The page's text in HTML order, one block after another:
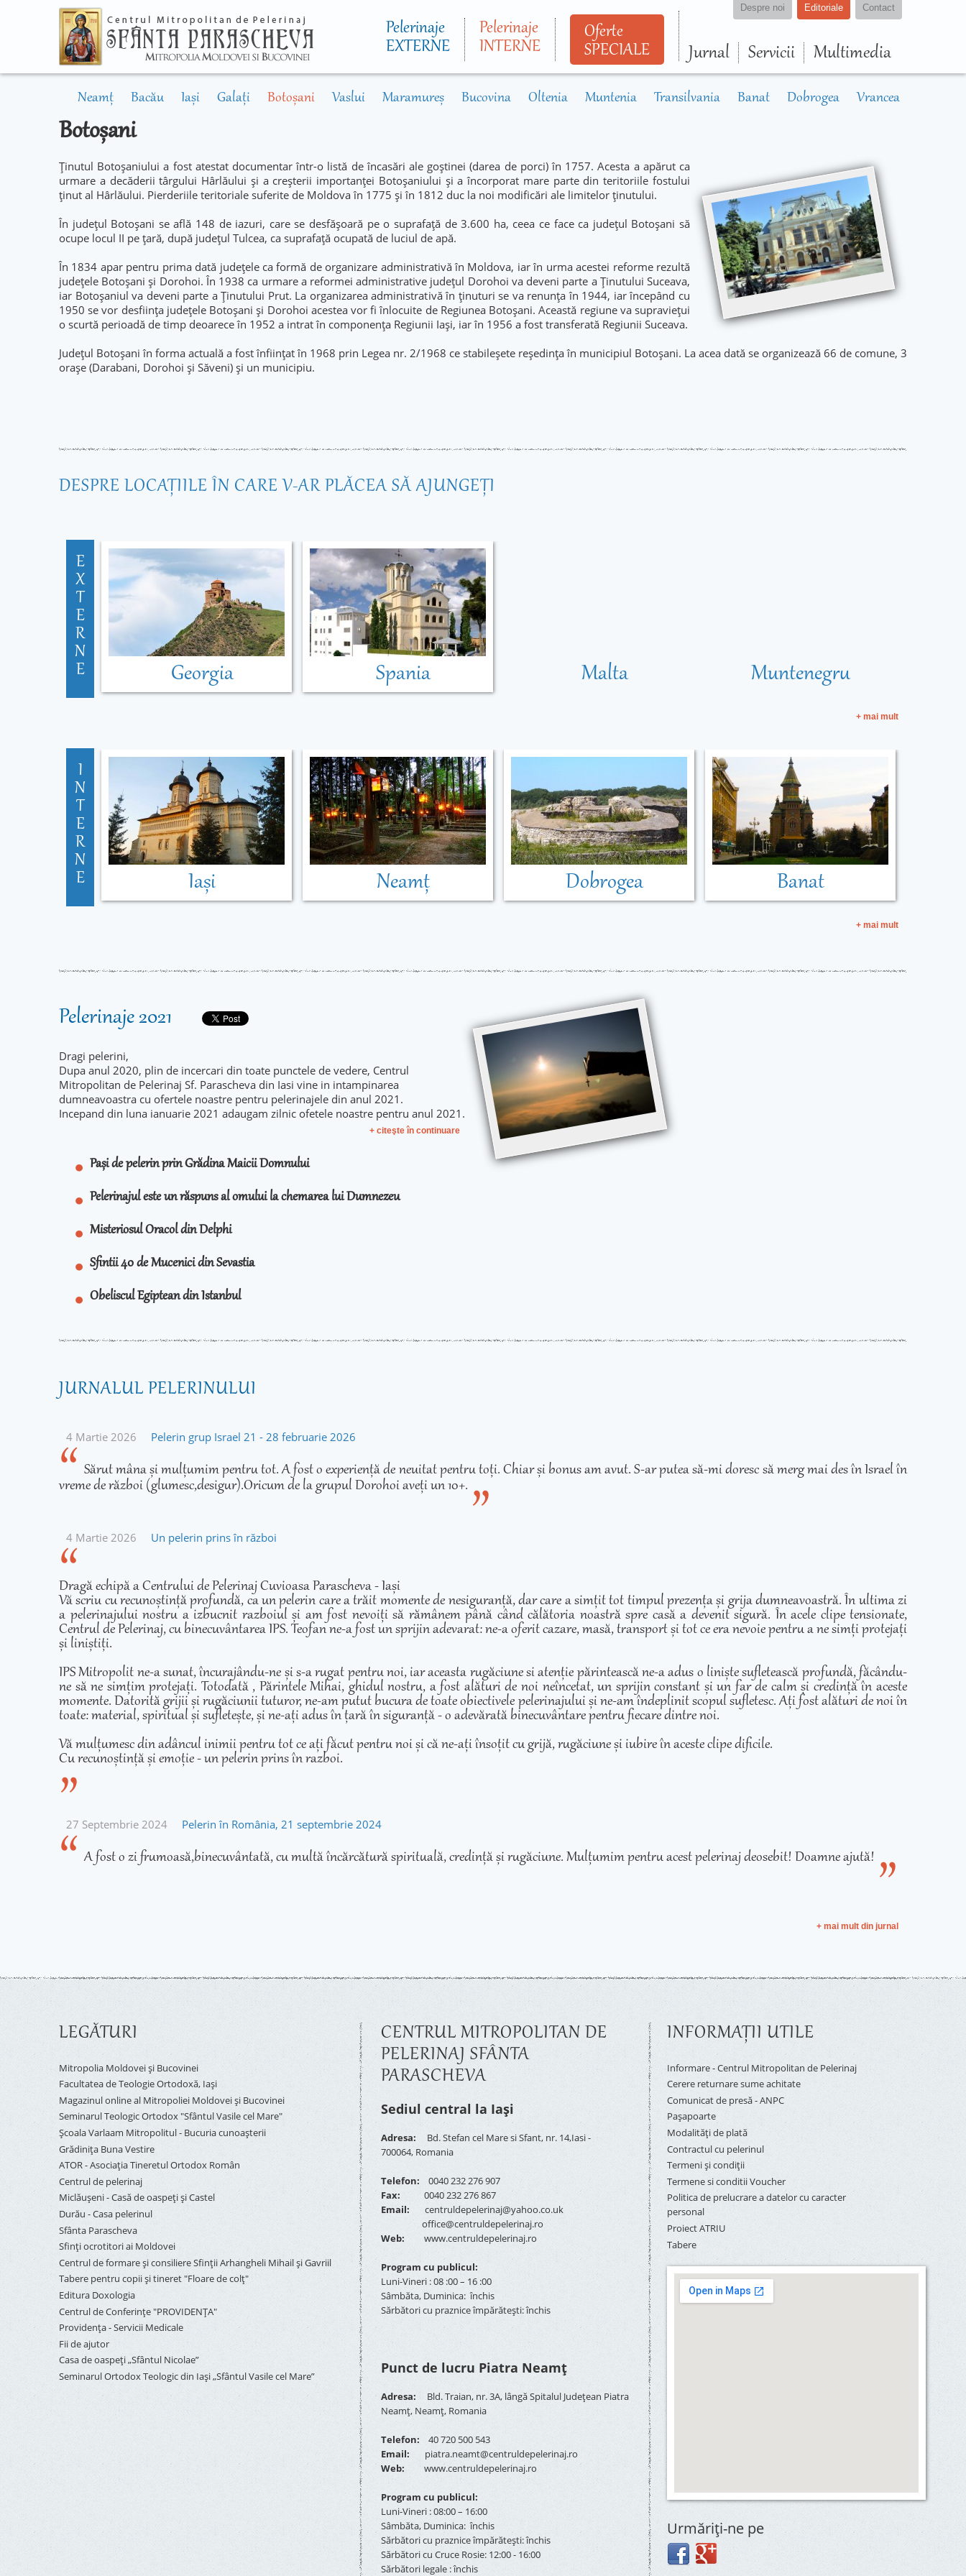
conţinutul
principal
Pelerinaje
EXTERNE
Pelerinaje
INTERNE
Oferte
SPECIALE
Despre noi Editoriale Contact
Jurnal Servicii Multimedia
Neamț Bacău Iași Galați Botoșani Vaslui Maramureș Bucovina Oltenia Muntenia Transilvania Banat Dobrogea Vrancea
Botoșani
Ținutul Botoșaniului a fost atestat documentar într-o listă de încasări ale goștinei (darea de porci) în 1757. Acesta a apărut ca
urmare a decăderii târgului Hârlăului și a creșterii importanței Botoșaniului și a încorporat mare parte din teritoriile fostului
ținut al Hârlăului. Pierderiile teritoriale suferite de Moldova în 1775 și în 1812 duc la noi modificări ale limitelor ținutului.
În județul Botoșani se află 148 de iazuri, care se desfășoară pe o suprafață de 3.600 ha, ceea ce face ca județul Botoșani să
ocupe locul II pe țară, după județul Tulcea, ca suprafață ocupată de luciul de apă.
În 1834 apar pentru prima dată județele ca formă de organizare administrativă în Moldova, iar în urma acestei reforme rezultă
județele Botoșani și Dorohoi. În 1938 ca urmare a reformei administrative județul Dorohoi va deveni parte a Ținutului Suceava,
iar Botoșaniul va deveni parte a Ținutului Prut. La organizarea administrativă în ținuturi se va renunța în 1944, iar începând cu
1950 se vor desființa județele Botoșani și Dorohoi acestea vor fi înlocuite de Regiunea Botoșani. Această regiune va supraviețui
o scurtă perioadă de timp deoarece în 1952 a intrat în componența Regiunii Iași, iar în 1956 a fost transferată Regiunii Suceava.
Județul Botoșani în forma actuală a fost înființat în 1968 prin Legea nr. 2/1968 ce stabileșete reședința în municipiul Botoșani. La acea dată se organizează 66 de comune, 3
orașe (Darabani, Dorohoi și Săveni) și un municipiu.
DESPRE LOCAŢIILE ÎN CARE V-AR PLĂCEA SĂ AJUNGEŢI
E
X
T
E
R
N
E
Georgia Spania Malta Muntenegru
+ mai mult
I
N
T
E
R
N
E
Iași Neamț Dobrogea Banat
+ mai mult
Pelerinaje 2021
Dragi pelerini,
Dupa anul 2020, plin de incercari din toate punctele de vedere, Centrul
Mitropolitan de Pelerinaj Sf. Parascheva din Iasi vine in intampinarea
dumneavoastra cu ofertele noastre pentru pelerinajele din anul 2021.
Incepand din luna ianuarie 2021 adaugam zilnic ofetele noastre pentru anul 2021.
+ citeşte în continuare
Pași de pelerin prin Grădina Maicii Domnului
Pelerinajul este un răspuns al omului la chemarea lui Dumnezeu
Misteriosul Oracol din Delphi
Sfintii 40 de Mucenici din Sevastia
Obeliscul Egiptean din Istanbul
JURNALUL PELERINULUI
4 Martie 2026 Pelerin grup Israel 21 - 28 februarie 2026
Sărut mâna și mulțumim pentru tot. A fost o experiență de neuitat pentru toți. Chiar și bonus am avut. S-ar putea să-mi doresc să merg mai des în Israel în
vreme de război (glumesc,desigur).Oricum de la grupul Dorohoi aveți un 10+.
4 Martie 2026 Un pelerin prins în război
Dragă echipă a Centrului de Pelerinaj Cuvioasa Parascheva - Iași
Vă scriu cu recunoștință profundă, ca un pelerin care a trăit momente de nesiguranță, dar care a simțit tot timpul prezența și grija dumneavoastră. În ultima zi
a pelerinajului nostru a izbucnit razboiul și am fost nevoiți să rămânem până când călătoria noastră spre casă a devenit sigură. În acele clipe tensionate,
Centrul de Pelerinaj, cu binecuvântarea IPS. Teofan ne-a fost un sprijin adevarat: ne-a oferit cazare, masă, transport și tot ce era nevoie pentru a ne simți protejați
și liniștiți.
IPS Mitropolit ne-a sunat, încurajându-ne și s-a rugat pentru noi, iar aceasta rugăciune si atenție părintească ne-a adus o liniște sufletească profundă, făcându-
ne să ne simțim protejați. Totodată , Părintele Mihai, ghidul nostru, a fost alături de noi neîncetat, un sprijin constant și un far de calm și credință în aceste
momente. Datorită grijii și rugăciunii tuturor, ne-am putut bucura de toate obiectivele pelerinajului și ne-am îndeplinit scopul sufletesc. Ați fost alături de noi în
toate: material, spiritual și sufletește, și ne-ați adus în țară în siguranță - o adevărată binecuvântare pentru fiecare dintre noi.
Vă mulțumesc din adâncul inimii pentru tot ce ați făcut pentru noi și că ne-ați însoțit cu grijă, rugăciune și iubire în aceste clipe dificile.
Cu recunoștință și emoție - un pelerin prins în razboi.
27 Septembrie 2024 Pelerin în România, 21 septembrie 2024
A fost o zi frumoasă,binecuvântată, cu multă încărcătură spirituală, credință și rugăciune. Mulțumim pentru acest pelerinaj deosebit! Doamne ajută!
+ mai mult din jurnal
LEGĂTURI
Mitropolia Moldovei și Bucovinei
Facultatea de Teologie Ortodoxă, Iaşi
Magazinul online al Mitropoliei Moldovei și Bucovinei
Seminarul Teologic Ortodox "Sfântul Vasile cel Mare"
Şcoala Varlaam Mitropolitul - Bucuria cunoaşterii
Grădinița Buna Vestire
ATOR - Asociaţia Tineretul Ortodox Român
Centrul de pelerinaj
Miclăușeni - Casă de oaspeţi şi Castel
Durău - Casa pelerinul
Sfânta Parascheva
Sfinți ocrotitori ai Moldovei
Centrul de formare și consiliere Sfinții Arhangheli Mihail și Gavriil
Tabere pentru copii şi tineret "Floare de colţ"
Editura Doxologia
Centrul de Conferinţe "PROVIDENŢA"
Providenţa - Servicii Medicale
Fii de ajutor
Casa de oaspeți „Sfântul Nicolae”
Seminarul Ortodox Teologic din Iași „Sfântul Vasile cel Mare”
CENTRUL MITROPOLITAN DE
PELERINAJ SFÂNTA
PARASCHEVA
Sediul central la Iași
Adresa: Bd. Stefan cel Mare si Sfant, nr. 14,Iasi -
700064, Romania
Telefon:0040 232 276 907
Fax: 0040 232 276 867
Email:
centruldepelerinaj@yahoo.co.uk
office@centruldepelerinaj.ro
Web:
www.centruldepelerinaj.ro
Program cu publicul:
Luni-Vineri : 08 :00 – 16 :00
Sâmbăta, Duminica: închis
Sărbători cu praznice împărătești: închis
Punct de lucru Piatra Neamț
Adresa: Bld. Traian, nr. 3A, lângă Spitalul Județean Piatra
Neamț, Neamț, Romania
Telefon: 40 720 500 543
Email:
piatra.neamt@centruldepelerinaj.ro
Web:
www.centruldepelerinaj.ro
Program cu publicul:
Luni-Vineri : 08:00 – 16:00
Sâmbăta, Duminica: închis
Sărbători cu praznice împărătești: închis
Sărbători cu Cruce Rosie: 12:00 - 16:00
Sărbători legale : închis
INFORMAŢII UTILE
Informare - Centrul Mitropolitan de Pelerinaj
Cerere returnare sume achitate
Comunicat de presă - ANPC
Pașapoarte
Modalități de plată
Contractul cu pelerinul
Termeni și condiții
Termene si conditii Voucher
Politica de prelucrare a datelor cu caracter
personal
Proiect ATRIU
Tabere
Urmăriţi-ne pe